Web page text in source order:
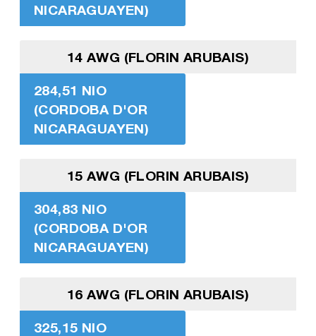
NICARAGUAYEN)
14 AWG (FLORIN ARUBAIS)
284,51 NIO
(CORDOBA D'OR
NICARAGUAYEN)
15 AWG (FLORIN ARUBAIS)
304,83 NIO
(CORDOBA D'OR
NICARAGUAYEN)
16 AWG (FLORIN ARUBAIS)
325,15 NIO